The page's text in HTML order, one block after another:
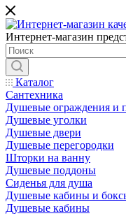
Интернет-магазин
Каталог
Сантехника
Душевые ограждения и
Душевые уголки
Душевые двери
Душевые перегородки
Шторки на ванну
Душевые поддоны
Сиденья для душа
Душевые кабины и
Душевые кабины